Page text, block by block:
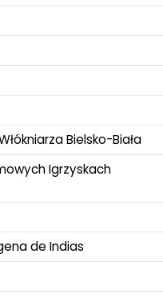
Bielsko-Biała
Igrzyskach
de Indias